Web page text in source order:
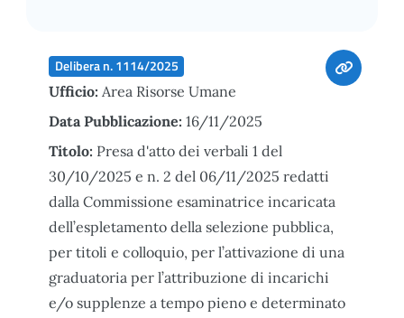
Delibera n. 1114/2025
Ufficio: Area Risorse Umane
Data Pubblicazione: 16/11/2025
Titolo: Presa d'atto dei verbali 1 del
30/10/2025 e n. 2 del 06/11/2025 redatti
dalla Commissione esaminatrice incaricata
dell’espletamento della selezione pubblica,
per titoli e colloquio, per l’attivazione di una
graduatoria per l’attribuzione di incarichi
e/o supplenze a tempo pieno e determinato